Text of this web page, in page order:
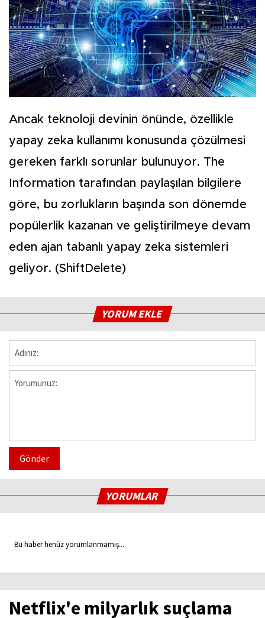
Ancak teknoloji devinin önünde, özellikle
yapay zeka kullanımı konusunda çözülmesi
gereken farklı sorunlar bulunuyor. The
Information tarafından paylaşılan bilgilere
göre, bu zorlukların başında son dönemde
popülerlik kazanan ve geliştirilmeye devam
eden ajan tabanlı yapay zeka sistemleri
geliyor. (ShiftDelete)
YORUM EKLE
Gönder
YORUMLAR
Bu haber henüz yorumlanmamış...
Netflix'e milyarlık suçlama